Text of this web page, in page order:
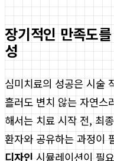
장기적인 만족도
성
심미치료의 성공은 시술
흘러도 변치 않는 자연스
해서는 치료 시작 전, 최
환자와 공유하는 과정이
디자인 시뮬레이션이 필